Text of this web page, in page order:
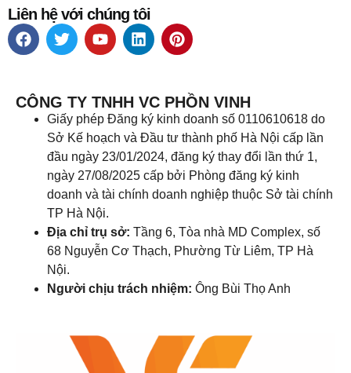
Liên hệ với chúng tôi
CÔNG TY TNHH VC PHỒN VINH
Giấy phép Đăng ký kinh doanh số 0110610618 do
Sở Kế hoạch và Đầu tư thành phố Hà Nội cấp lần
đầu ngày 23/01/2024, đăng ký thay đổi lần thứ 1,
ngày 27/08/2025 cấp bởi Phòng đăng ký kinh
doanh và tài chính doanh nghiệp thuộc Sở tài chính
TP Hà Nội.
Địa chỉ trụ sở: Tầng 6, Tòa nhà MD Complex, số
68 Nguyễn Cơ Thạch, Phường Từ Liêm, TP Hà
Nội.
Người chịu trách nhiệm: Ông Bùi Thọ Anh